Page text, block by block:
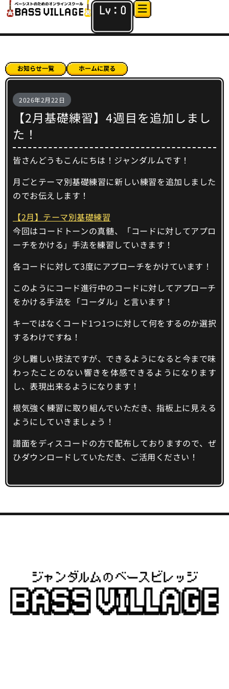
Lv： 0
2026年2月22日
【2月基礎練習】4週目を追加しまし
た！
皆さんどうもこんにちは！ジャンダルムです！
月ごとテーマ別基礎練習に新しい練習を追加しました
のでお伝えします！
【2月】テーマ別基礎練習
今回はコードトーンの真髄、「コードに対してアプロ
ーチをかける」手法を練習していきます！
各コードに対して3度にアプローチをかけています！
このようにコード進行中のコードに対してアプローチ
をかける手法を「コーダル」と言います！
キーではなくコード1つ1つに対して何をするのか選択
するわけですね！
少し難しい技法ですが、できるようになると今まで味
わったことのない響きを体感できるようになります
し、表現出来るようになります！
根気強く練習に取り組んでいただき、指板上に見える
ようにしていきましょう！
譜面をディスコードの方で配布しておりますので、ぜ
ひダウンロードしていただき、ご活用ください！